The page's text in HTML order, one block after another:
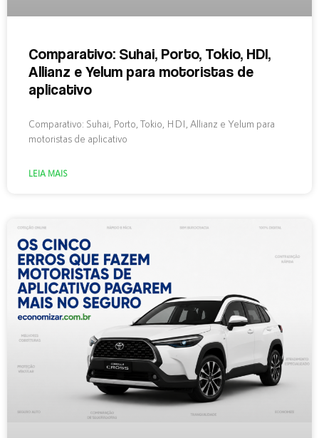
Comparativo: Suhai, Porto, Tokio, HDI,
Allianz e Yelum para motoristas de
aplicativo
Comparativo: Suhai, Porto, Tokio, HDI, Allianz e Yelum para
motoristas de aplicativo
LEIA MAIS